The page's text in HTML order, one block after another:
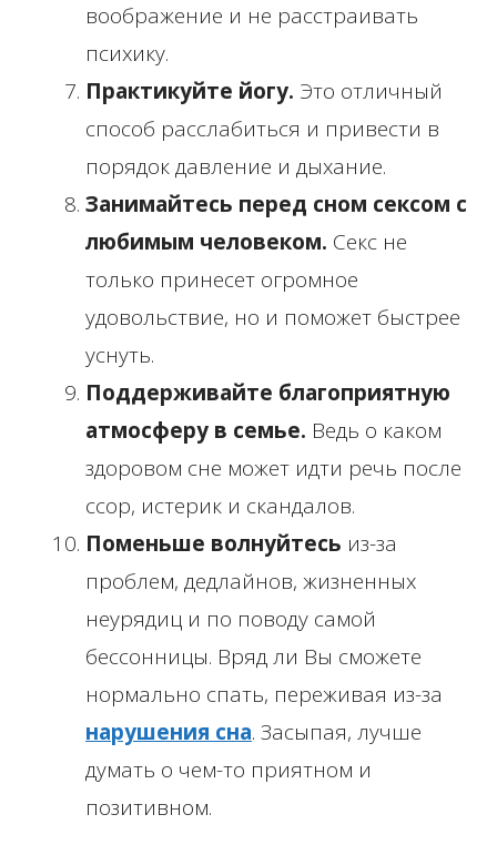
воображение и не расстраивать
психику.
Практикуйте йогу. Это отличный
способ расслабиться и привести в
порядок давление и дыхание.
Занимайтесь перед сном сексом с
любимым человеком. Секс не
только принесет огромное
удовольствие, но и поможет быстрее
уснуть.
Поддерживайте благоприятную
атмосферу в семье. Ведь о каком
здоровом сне может идти речь после
ссор, истерик и скандалов.
Поменьше волнуйтесь из-за
проблем, дедлайнов, жизненных
неурядиц и по поводу самой
бессонницы. Вряд ли Вы сможете
нормально спать, переживая из-за
нарушения сна. Засыпая, лучше
думать о чем-то приятном и
позитивном.